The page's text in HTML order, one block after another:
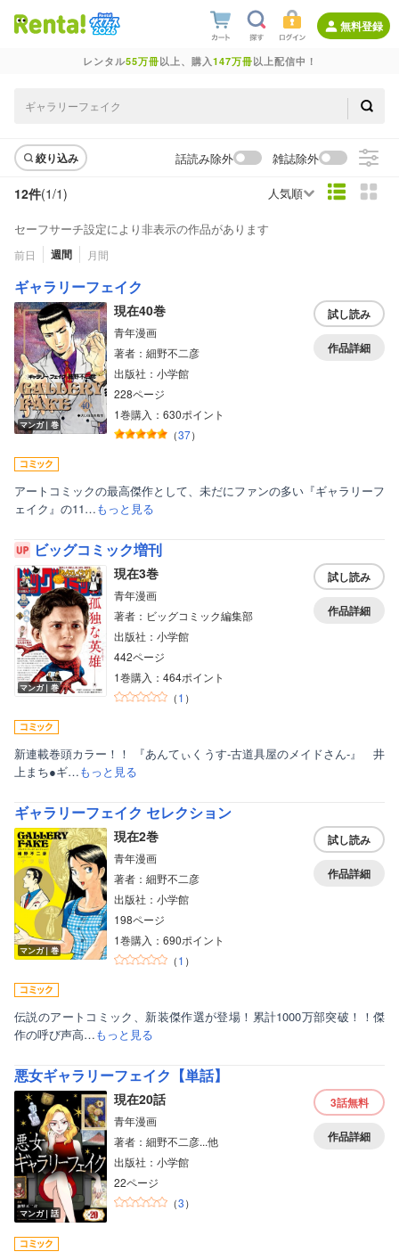
無料登録
レンタル55万冊以上、購入147万冊以上配信中！
絞り込み 話読み除外 雑誌除外
12件(1/1) 人気順
セーフサーチ設定により非表示の作品があります
前日 週間 月間
ギャラリーフェイク
マンガ｜巻
現在40巻
青年漫画
著者：細野不二彦
出版社：小学館
228ページ
1巻購入：630ポイント
（37）
試し読み
作品詳細
アートコミックの最高傑作として、未だにファンの多い『ギャラリーフ
ェイク』の11…もっと見る
ビッグコミック増刊
マンガ｜巻
現在3巻
青年漫画
著者：ビッグコミック編集部
出版社：小学館
442ページ
1巻購入：464ポイント
（1 ）
試し読み
作品詳細
新連載巻頭カラー！！ 『あんてぃくうす‐古道具屋のメイドさん‐』 井
上まち●ギ…もっと見る
ギャラリーフェイク セレクション
マンガ｜巻
現在2巻
青年漫画
著者：細野不二彦
出版社：小学館
198ページ
1巻購入：690ポイント
（1 ）
試し読み
作品詳細
伝説のアートコミック、新装傑作選が登場！累計1000万部突破！！傑
作の呼び声高…もっと見る
悪女ギャラリーフェイク【単話】
マンガ｜話
現在20話
青年漫画
著者：細野不二彦...他
出版社：小学館
22ページ
（3）
3話無料
作品詳細